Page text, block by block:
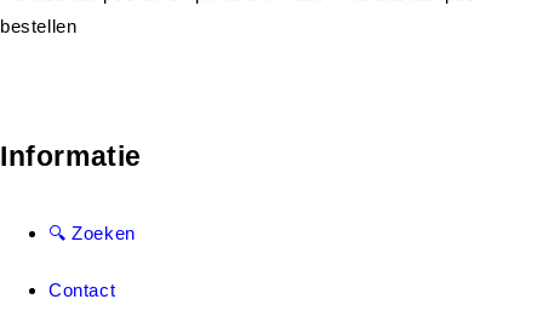
Informatie
🔍 Zoeken
Contact